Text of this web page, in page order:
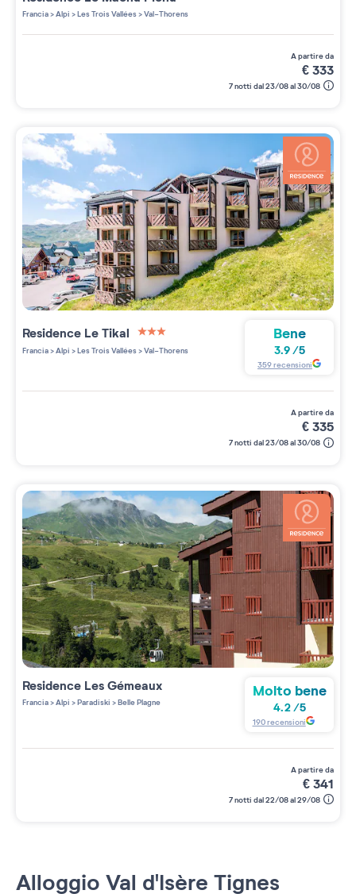
Alloggio Val d'Isère Tignes
Francia>Alpi >Les Trois Vallées>Val-Thorens
a partire da
€333
7 notti dal 23/08 al 30/08
Residence Le Tikal
3 étoiles sur 5
Francia>Alpi >Les Trois Vallées>Val-Thorens
Bene
3.9/5
359recensioni
a partire da
€335
7 notti dal 23/08 al 30/08
Residence Les Gémeaux
Francia>Alpi >Paradiski >Belle Plagne
Molto bene
4.2 /5
190recensioni
a partire da
€341
7 notti dal 22/08 al 29/08